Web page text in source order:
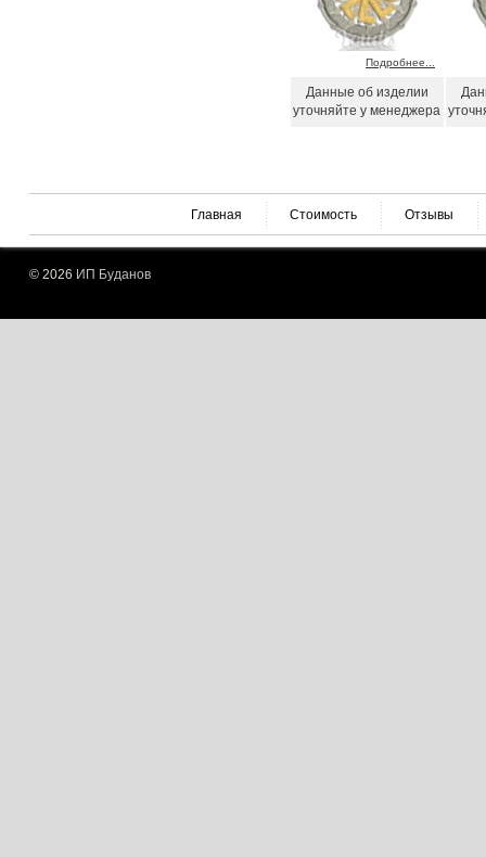
Подробнее...
Данные об изделии
уточняйте у менеджера
Главная Стоимость Отзывы
© 2026 ИП Буданов